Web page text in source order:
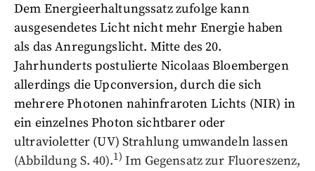
Dem Energieerhaltungssatz zufolge kann
ausgesendetes Licht nicht mehr Energie haben
als das Anregungslicht. Mitte des 20.
Jahrhunderts postulierte Nicolaas Bloembergen
allerdings dieUpconversion, durch die sich
mehrere Photonen nahinfraroten Lichts (NIR) in
ein einzelnes Photon sichtbarer oder
ultravioletter (UV) Strahlung umwandeln lassen
(Abbildung S. 40).1) Im Gegensatz zur Fluoreszenz,